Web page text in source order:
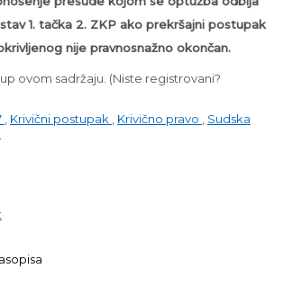
1. tačka 2. ZKP ako prekršajni postupak
nije pravnosnažno okončan.
ovom sadržaju. (Niste registrovani?
Krivični postupak Krivično pravo
Sudska